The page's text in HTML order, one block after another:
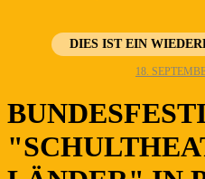
DIES IST EIN
18.